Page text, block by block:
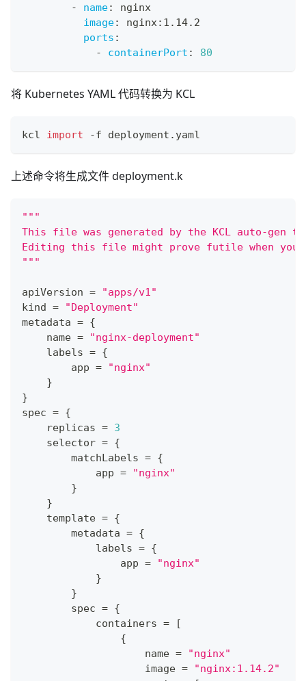
-
name:
nginx
image: nginx: 1.14.2
ports :
-
containerPort : 80
将 Kubernetes YAML 代码转换为 KCL
kcl import -f deployment.yaml
上述命令将生成文件 deployment.k
"""
This file was generated by the KCL auto-gen
Editing this file might prove futile when you
"""
apiVersion =
"apps/v1"
kind =
"Deployment"
metadata = {
    name
=
"nginx-deployment"
    labels
= {
        app
=
"nginx"
}
}
spec = {
    replicas
= 3
    selector
= {
        matchLabels
= {
            app
=
"nginx"
}
}
    template
= {
        metadata
= {
            labels
= {
                app
=
"nginx"
}
}
        spec
= {
            containers
=
[
{
                    name
=
"nginx"
                    image
=
"nginx:1.14.2"